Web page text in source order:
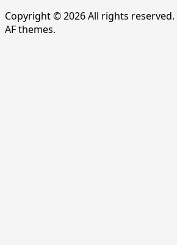
Copyright © 2026 All rights reserved.
AF themes.